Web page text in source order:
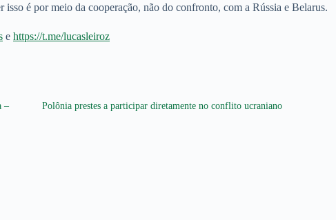
é por meio da cooperação, não do confronto, com a Rússia e Belarus.
e https://t.me/lucasleiroz
–
Polônia prestes a participar diretamente no conflito ucraniano